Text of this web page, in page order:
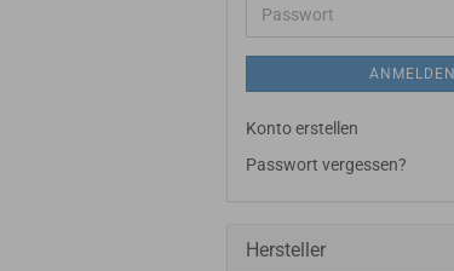
Passwort
ANMELDEN
Konto erstellen
Passwort vergessen?
Hersteller